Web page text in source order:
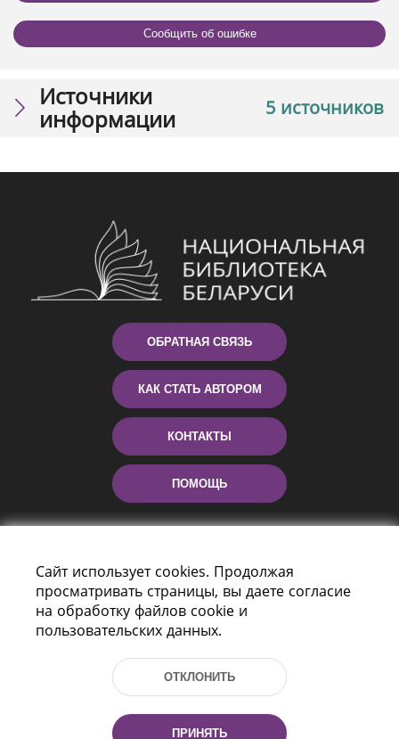
Сообщить об ошибке
5 источников
Источники
информации
ОБРАТНАЯ СВЯЗЬ
КАК СТАТЬ АВТОРОМ
КОНТАКТЫ
ПОМОЩЬ
Пр-т Независимости 116
г. Минск, Республика Беларусь, 220114
Тел.: (+375 17) 368 37 37, Факс: (+375 17)
Эл. почта: inbox@nlb.by
Сайт использует cookies. Продолжая
просматривать страницы, вы даете согласие
на обработку файлов cookie и
пользовательских данных.
ОТКЛОНИТЬ
ПРИНЯТЬ